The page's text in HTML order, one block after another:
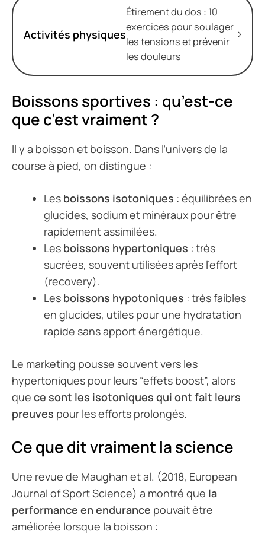
Activités physiques
Étirement du dos : 10
exercices pour soulager
les tensions et prévenir
les douleurs
Boissons sportives : qu’est-ce
que c’est vraiment ?
Il y a boisson et boisson. Dans l’univers de la
course à pied, on distingue :
Les boissons isotoniques : équilibrées en
glucides, sodium et minéraux pour être
rapidement assimilées.
Les boissons hypertoniques : très
sucrées, souvent utilisées après l’effort
(recovery).
Les boissons hypotoniques : très faibles
en glucides, utiles pour une hydratation
rapide sans apport énergétique.
Le marketing pousse souvent vers les
hypertoniques pour leurs “effets boost”, alors
que ce sont les isotoniques qui ont fait leurs
preuves pour les efforts prolongés.
Ce que dit vraiment la science
Une revue de Maughan et al. (2018, European
Journal of Sport Science) a montré que la
performance en endurance pouvait être
améliorée lorsque la boisson :